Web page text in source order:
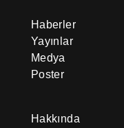
Haberler
Yayınlar
Medya
Poster
Hakkında